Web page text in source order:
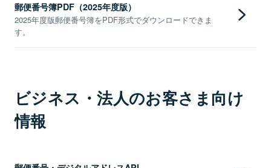
郵便番号簿PDF（2025年度版）
2025年度版郵便番号簿をPDF形式でダウンロードできま
す。
ビジネス・法人のお客さま向け
情報